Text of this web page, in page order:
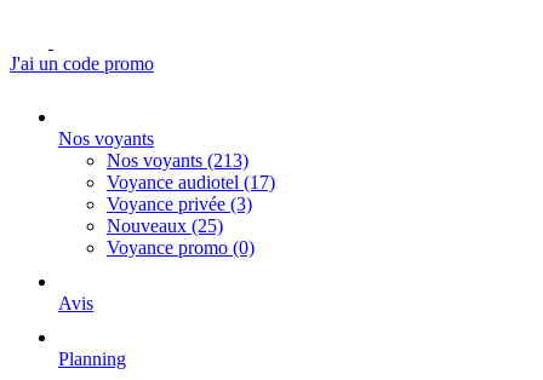
J'ai un code promo
Nos voyants
Nos voyants (213)
Voyance audiotel (17)
Voyance privée (3)
Nouveaux (25)
Voyance promo (0)
Avis
Planning